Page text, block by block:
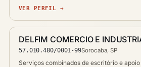
VER PERFIL →
DELFIM COMERCIO E
57.010.480/0001-99Sorocaba, SP
Serviços combinados de escritório e